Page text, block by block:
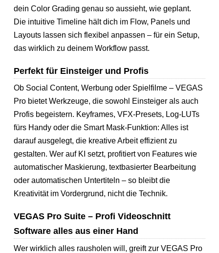
dein Color Grading genau so aussieht, wie geplant.
Die intuitive Timeline hält dich im Flow, Panels und
Layouts lassen sich flexibel anpassen – für ein Setup,
das wirklich zu deinem Workflow passt.
Perfekt für Einsteiger und Profis
Ob Social Content, Werbung oder Spielfilme – VEGAS
Pro bietet Werkzeuge, die sowohl Einsteiger als auch
Profis begeistern. Keyframes, VFX-Presets, Log-LUTs
fürs Handy oder die Smart Mask-Funktion: Alles ist
darauf ausgelegt, die kreative Arbeit effizient zu
gestalten. Wer auf KI setzt, profitiert von Features wie
automatischer Maskierung, textbasierter Bearbeitung
oder automatischen Untertiteln – so bleibt die
Kreativität im Vordergrund, nicht die Technik.
VEGAS Pro Suite – Profi Videoschnitt
Software alles aus einer Hand
Wer wirklich alles rausholen will, greift zur VEGAS Pro